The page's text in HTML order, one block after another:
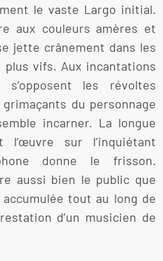
le vaste Largo initial.
aux couleurs amères et
jette crânement dans les
vifs. Aux incantations
les révoltes
du personnage
incarner. La longue
sur l’inquiétant
donne le frisson.
aussi bien le public que
tout au long de
d’un musicien de